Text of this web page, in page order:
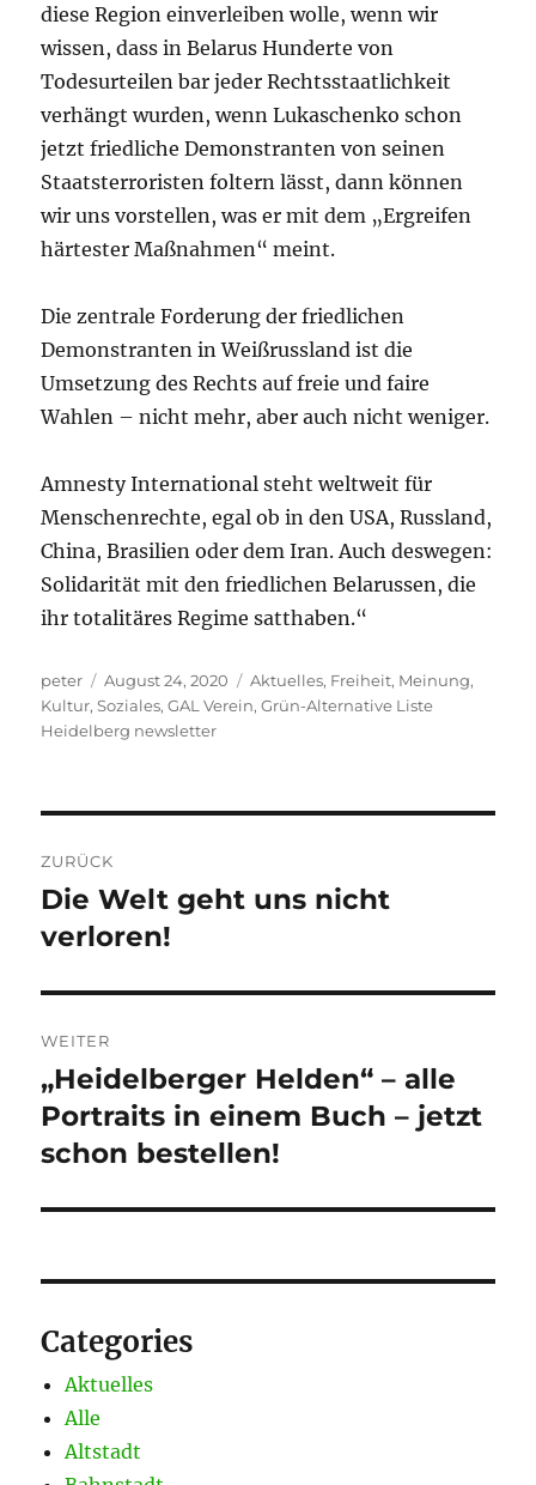
diese Region einverleiben wolle, wenn wir
wissen, dass in Belarus Hunderte von
Todesurteilen bar jeder Rechtsstaatlichkeit
verhängt wurden, wenn Lukaschenko schon
jetzt friedliche Demonstranten von seinen
Staatsterroristen foltern lässt, dann können
wir uns vorstellen, was er mit dem „Ergreifen
härtester Maßnahmen“ meint.
Die zentrale Forderung der friedlichen
Demonstranten in Weißrussland ist die
Umsetzung des Rechts auf freie und faire
Wahlen – nicht mehr, aber auch nicht weniger.
Amnesty International steht weltweit für
Menschenrechte, egal ob in den USA, Russland,
China, Brasilien oder dem Iran. Auch deswegen:
Solidarität mit den friedlichen Belarussen, die
ihr totalitäres Regime satthaben.“
Autor
peter
Veröffentlicht
am
August 24, 2020 Kategorien
Aktuelles, Freiheit, Meinung,
Kultur, Soziales,GAL Verein,Grün-Alternative Liste
Heidelberg newsletter
ZURÜCK
Vorheriger
Beitrag:
Die Welt geht uns nicht
verloren!
WEITER
Nächster
Beitrag:
„Heidelberger Helden“ – alle
Portraits in einem Buch – jetzt
schon bestellen!
Categories
Aktuelles
Alle
Altstadt